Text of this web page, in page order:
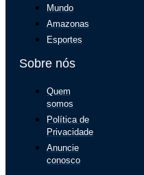
Mundo
Amazonas
Esportes
Sobre nós
Quem
somos
Política de
Privacidade
Anuncie
conosco